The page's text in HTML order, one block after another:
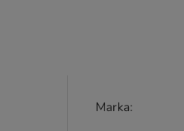
Marka